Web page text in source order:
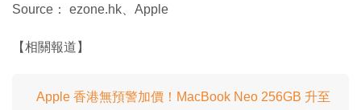
Source： ezone.hk、Apple
【相關報道】
Apple 香港無預警加價！MacBook Neo 256GB 升至